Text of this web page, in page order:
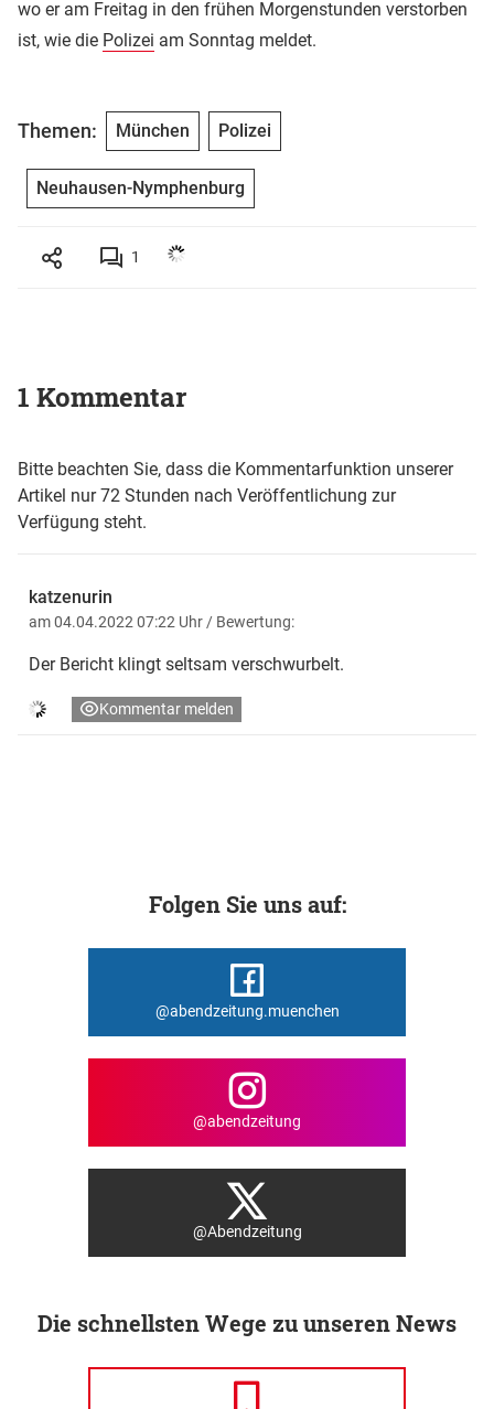
wo er am Freitag in den frühen Morgenstunden verstorben
ist, wie die Polizei am Sonntag meldet.
Themen: München Polizei
Neuhausen-Nymphenburg
1
1 Kommentar
Bitte beachten Sie, dass die Kommentarfunktion unserer
Artikel nur 72 Stunden nach Veröffentlichung zur
Verfügung steht.
katzenurin
am 04.04.2022 07:22 Uhr / Bewertung:
Der Bericht klingt seltsam verschwurbelt.
Kommentar melden
Folgen Sie uns auf:
@abendzeitung.muenchen
@abendzeitung
@Abendzeitung
Die schnellsten Wege zu unseren News